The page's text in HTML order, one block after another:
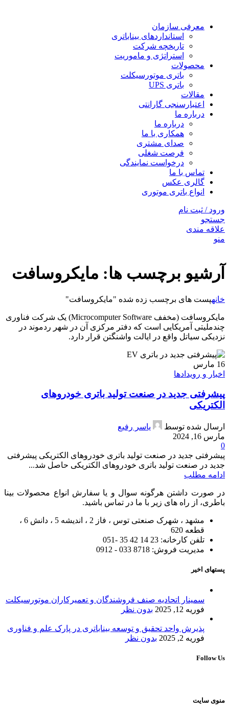
معرفی سازمان
استانداردهای بیناباتری
تاریخچه شرکت
استراتژی و ماموریت
محصولات
باتری موتورسیکلت
باتری UPS
مقالات
اعتبارسنجی گارانتی
درباره ما
درباره ما
همکاری با ما
صدای مشتری
فرصت شغلی
درخواست نمایندگی
تماس با ما
گالری عکس
انواع باتری موتوری
ورود / ثبت نام
جستجو
علاقه مندی
منو
آرشیو برچسب ها: مایکروسافت
خانهپست های برچسب زده شده "مایکروسافت"
مایکروسافت (مخفف Microcomputer Software) یک شرکت فناوری
چندملیتی آمریکایی است که دفتر مرکزی آن در شهر ردموند در
نزدیکی سیاتل واقع در ایالت واشنگتن قرار دارد.
16 مارس
اخبار و رویدادها
پیشرفتی جدید در صنعت تولید باتری خودروهای
الکتریکی
ارسال شده توسط
یاسر رفیع
مارس 16, 2024
0
پیشرفتی جدید در صنعت تولید باتری خودروهای الکتریکی پیشرفتی
جدید در صنعت تولید باتری خودروهای الکتریکی حاصل شد...
ادامه مطلب
در صورت داشتن هرگونه سوال و یا سفارش انواع محصولات بینا
باطری، از راه های زیر با ما در تماس باشید.
مشهد ، شهرک صنعتی توس ، فاز 2 ، اندیشه 5 ، دانش 6 ،
قطعه 620
تلفن کارخانه: 23 14 42 35 -051
مدیریت فروش: 8718 033 - 0912
پستهای اخیر
سمینار اتحادیه صنف فروشندگان و تعمیرکاران موتورسیکلت
فوریه 12, 2025
بدون نظر
پذیرش واحد تحقیق و توسعه بیناباتری در پارک علم و فناوری
فوریه 2, 2025
بدون نظر
Follow Us
منوی سایت